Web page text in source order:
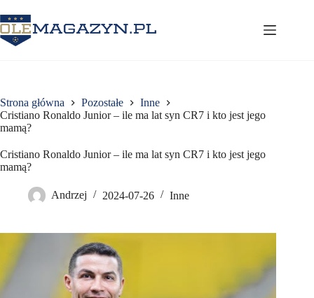
do
treści
Strona główna Pozostałe
Inne
Cristiano Ronaldo Junior – ile ma lat syn CR7 i kto jest jego
mamą?
Cristiano Ronaldo Junior – ile ma lat syn CR7 i kto jest jego
mamą?
Andrzej 2024-07-26 Inne